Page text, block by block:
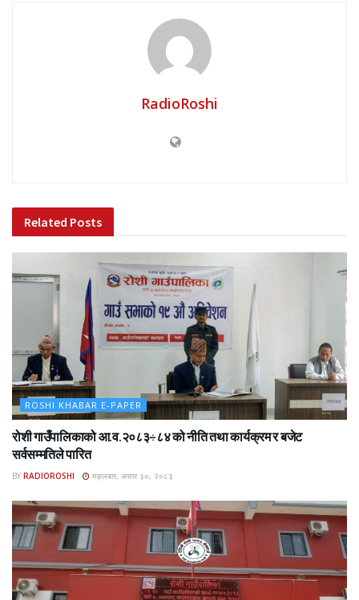
RadioRoshi
Related Posts
ROSHI KHABAR E-PAPER
रोशी गाउँपालिकाको आ.व.२०८३÷८४ को नीति तथा कार्यक्रम र बजेट
सर्वसम्मतिले पारित
BY RADIOROSHI मङ्लबार, असार ३०, २०८३